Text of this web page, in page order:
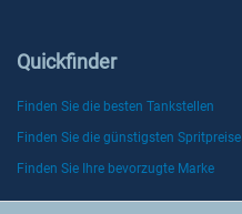
Quickfinder
Finden Sie die besten Tankstellen
Finden Sie die günstigsten Spritpreise
Finden Sie Ihre bevorzugte Marke